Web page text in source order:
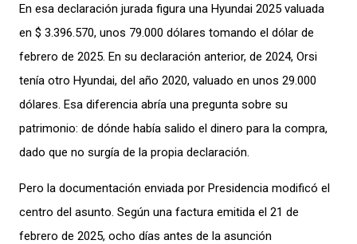
En esa declaración jurada figura una Hyundai 2025 valuada
en $ 3.396.570, unos 79.000 dólares tomando el dólar de
febrero de 2025. En su declaración anterior, de 2024, Orsi
tenía otro Hyundai, del año 2020, valuado en unos 29.000
dólares. Esa diferencia abría una pregunta sobre su
patrimonio: de dónde había salido el dinero para la compra,
dado que no surgía de la propia declaración.
Pero la documentación enviada por Presidencia modificó el
centro del asunto. Según una factura emitida el 21 de
febrero de 2025, ocho días antes de la asunción